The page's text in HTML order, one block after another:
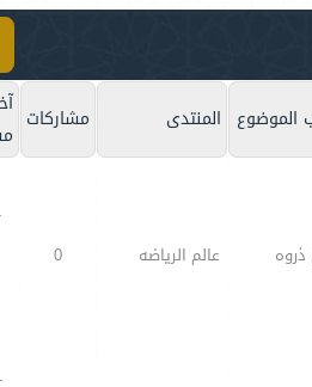
الموضوع المنتدى مشاركات
ذروه عالم الرياضه 0